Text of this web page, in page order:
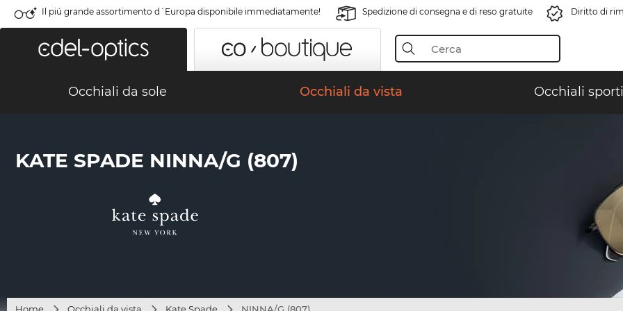
Il piú grande assortimento d´Europa disponibile immediatamente! Spedizione di consegna e di reso gratuite Diritto di
Occhiali da sole Occhiali da vista Occhiali
KATE SPADE NINNA/G (807)